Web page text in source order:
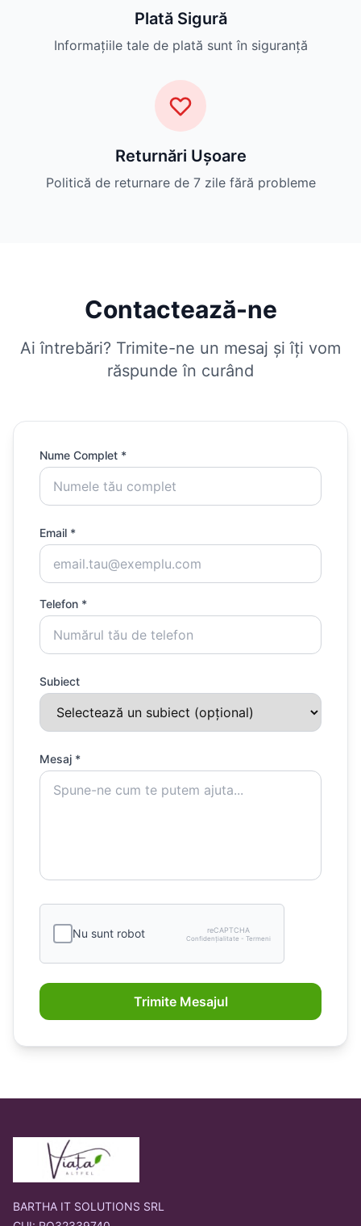
Plată Sigură
Informațiile tale de plată sunt în siguranță
Returnări Ușoare
Politică de returnare de 7 zile fără probleme
Contactează-ne
Ai întrebări? Trimite-ne un mesaj și îți vom
răspunde în curând
Nume Complet *
Email *
Telefon *
Subiect
Mesaj *
Nu sunt robot reCAPTCHA
Confidențialitate - Termeni
Trimite Mesajul
BARTHA IT SOLUTIONS SRL